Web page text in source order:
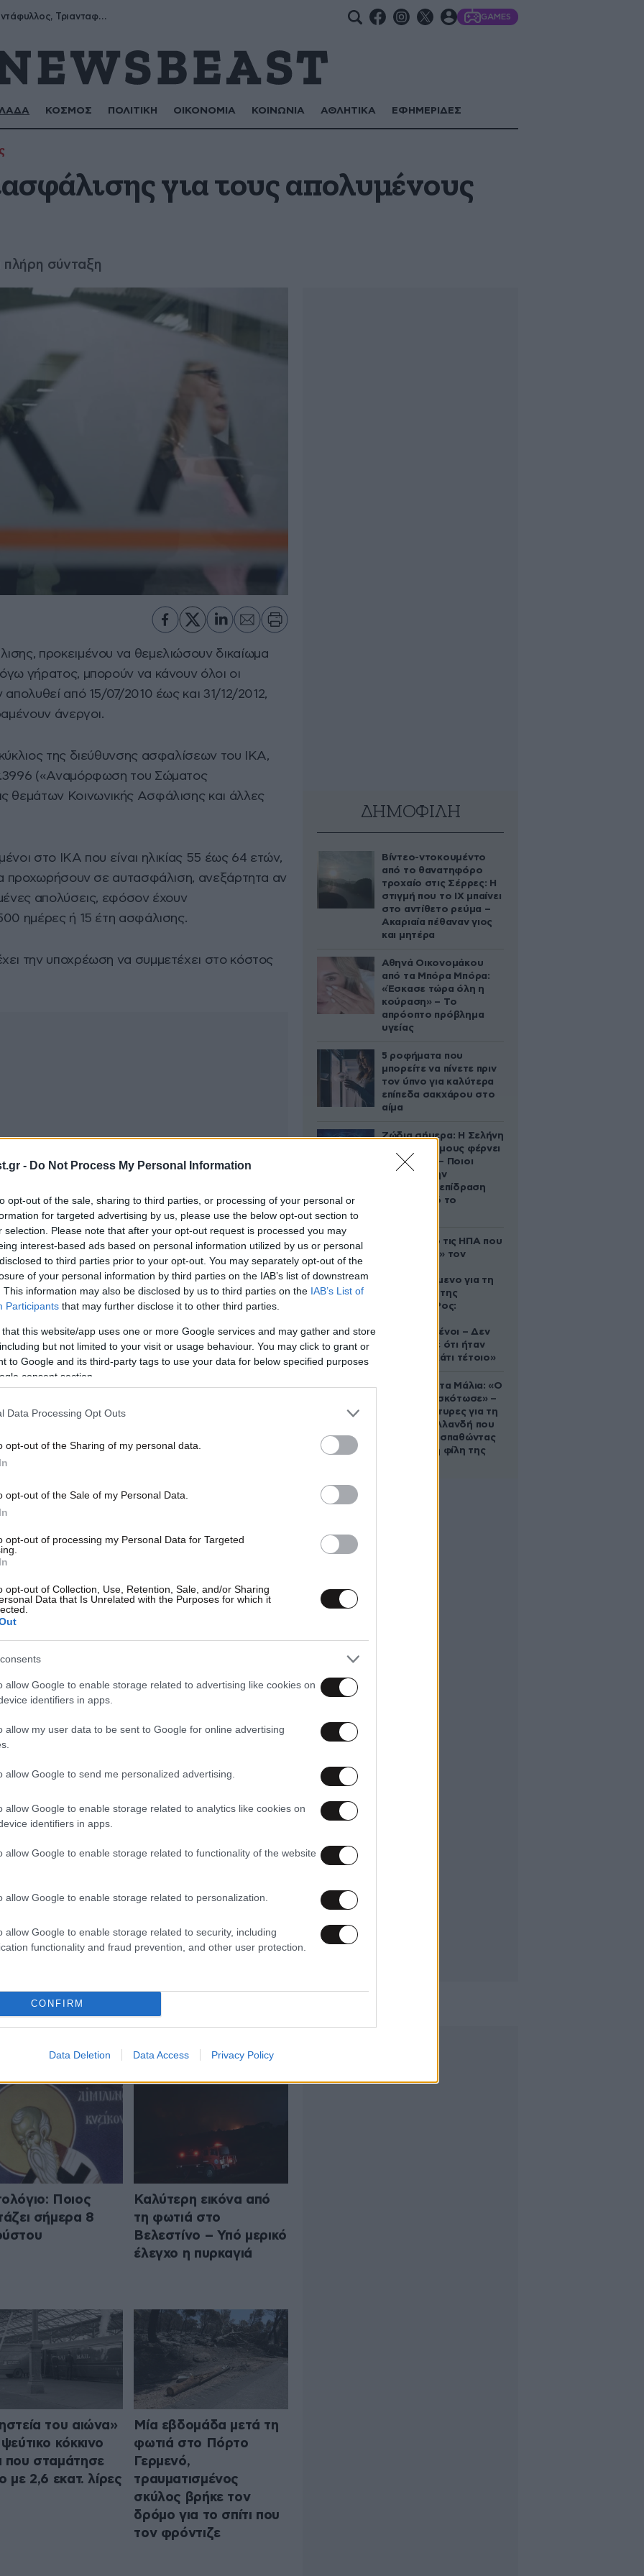
- Do Not Process My Personal Information
opt-out of the sale, sharing to third parties, or processing of your personal or
for targeted advertising by us, please use the below opt-out section to
selection. Please note that after your opt-out request is processed you may
interest-based ads based on personal information utilized by us or personal
to third parties prior to your opt-out. You may separately opt-out of the
of your personal information by third parties on the IAB’s list of downstream
This information may also be disclosed by us to third parties on the IAB’s List of
Participants that may further disclose it to other third parties.
that this website/app uses one or more Google services and may gather and store
but not limited to your visit or usage behaviour. You may click to grant or
to Google and its third-party tags to use your data for below specified purposes
consent section.
Data Processing Opt Outs
opt-out of the Sharing of my personal data.
opt-out of the Sale of my Personal Data.
opt-out of processing my Personal Data for Targeted
opt-out of Collection, Use, Retention, Sale, and/or Sharing
Data that Is Unrelated with the Purposes for which it
allow Google to enable storage related to advertising like cookies on
identifiers in apps.
allow my user data to be sent to Google for online advertising
allow Google to send me personalized advertising.
allow Google to enable storage related to analytics like cookies on
identifiers in apps.
allow Google to enable storage related to functionality of the website
allow Google to enable storage related to personalization.
allow Google to enable storage related to security, including
functionality and fraud prevention, and other user protection.
CONFIRM
Data Deletion Data Access Privacy Policy
Μύρων, Τριαντάφυλλος, Τριανταφυλλιά, Φυλλιώ, Ρόζα GAMES
ΚΟΣΜΟΣ ΠΟΛΙΤΙΚΗ ΟΙΚΟΝΟΜΙΑ ΚΟΙΝΩΝΙΑ ΑΘΛΗΤΙΚΑ ΕΦΗΜΕΡΙΔΕΣ
για τους απολυμένους
πλήρη σύνταξη
προκειμένου να θεμελιώσουν δικαίωμα
γήρατος, μπορούν να κάνουν όλοι οι
από 15/07/2010 έως και 31/12/2012,
άνεργοι.
της διεύθυνσης ασφαλίσεων του ΙΚΑ,
(«Αναμόρφωση του Σώματος
θεμάτων Κοινωνικής Ασφάλισης και άλλες
στο ΙΚΑ που είναι ηλικίας 55 έως 64 ετών,
προχωρήσουν σε αυτασφάλιση, ανεξάρτητα αν
απολύσεις, εφόσον έχουν
ημέρες ή 15 έτη ασφάλισης.
την υποχρέωση να συμμετέχει στο κόστος
55 έως 60 ετών και για χρονικό διάστημα
ηλικίας όσο και των απαιτούμενων ημερών
λόγω γήρατος
ετών και για χρονικό διάστημα μέχρι τη
όσο και των απαιτούμενων ημερών
λόγω γήρατος.
οι συνταξιούχοι των άλλων φορέων
και όσοι κατά τον χρόνο καταγγελίας της
αθροιστικά, τόσο το όριο ηλικίας, όσο
για να λάβουν, πλήρη σύνταξη λόγω
ΔΗΜΟΦΙΛΗ
Βίντεο-ντοκουμέντο
από το θανατηφόρο
τροχαίο στις Σέρρες: Η
στιγμή που το ΙΧ μπαίνει
στο αντίθετο ρεύμα –
Ακαριαία πέθαναν γιος
και μητέρα
Αθηνά Οικονομάκου
από τα Μπόρα Μπόρα:
«Έσκασε τώρα όλη η
κούραση» – Το
απρόοπτο πρόβλημα
υγείας
5 ροφήματα που
μπορείτε να πίνετε πριν
τον ύπνο για καλύτερα
επίπεδα σακχάρου στο
αίμα
Ζώδια σήμερα: Η Σελήνη
στους Διδύμους φέρνει
ανατροπές – Ποιοι
δέχονται την
ευεργετική επίδραση
του Δία από το
Ζευγάρι από τις ΗΠΑ που
«υιοθέτησε» τον
κατηγορούμενο για τη
δολοφονία της
Ελίζαμπεθ Ρος:
συντετριμμένοι – Δεν
έδειξε ποτέ ότι ήταν
ικανός για κάτι τέτοιο»
Τραγωδία στα Μάλια: «Ο
πανικός τη σκότωσε» –
Τι λένε μάρτυρες για τη
42χρονη Ολλανδή που
πνίγηκε προσπαθώντας
να σώσει τη φίλη της
ΕΛΛΑΔΑ
Ποιος
σήμερα 8
Καλύτερη εικόνα από
τη φωτιά στο
Βελεστίνο – Υπό μερικό
έλεγχο η πυρκαγιά
του αιώνα»
κόκκινο
που σταμάτησε
με 2,6 εκατ. λίρες
Μία εβδομάδα μετά τη
φωτιά στο Πόρτο
Γερμενό,
τραυματισμένος
σκύλος βρήκε τον
δρόμο για το σπίτι που
τον φρόντιζε